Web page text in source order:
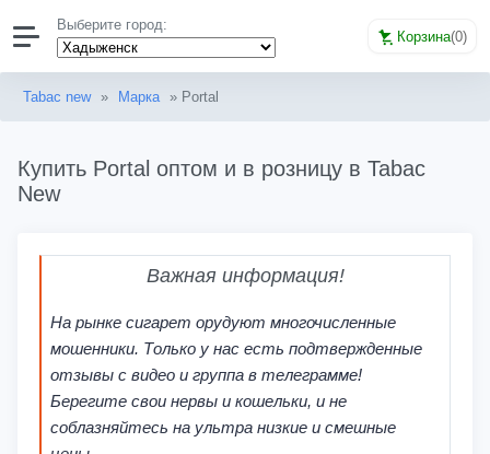
Выберите город:
Корзина(0)
Tabac new » Марка » Portal
Купить Portal оптом и в розницу в Tabac
New
Важная информация!
На рынке сигарет орудуют многочисленные
мошенники. Только у нас есть подтвержденные
отзывы с видео и группа в телеграмме!
Берегите свои нервы и кошельки, и не
соблазняйтесь на ультра низкие и смешные